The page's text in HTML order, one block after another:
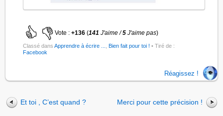
Vote :+136 (141J'aime /5 J'aime pas)
Classé dansApprendre à écrire ... ,Bien fait pour toi ! • Tiré de :
Facebook
Réagissez !
Et toi , C’est quand ? Merci pour cette précision !